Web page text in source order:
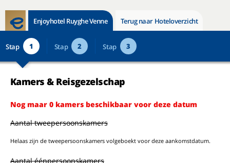
Enjoyhotel Ruyghe Venne Terug naar Hoteloverzicht
Stap 1 Stap 2 Stap 3
Kamers & Reisgezelschap
Nog maar 0 kamers beschikbaar voor deze datum
Aantal tweepersoonskamers
Helaas zijn de tweepersoonskamers volgeboekt voor deze aankomstdatum.
Aantal éénpersoonskamers